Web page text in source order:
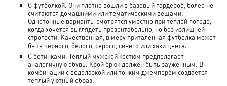
С футболкой. Они плотно вошли в базовый гардероб, более не
считаются домашними или тематическими вещами.
Однотонные варианты смотрятся уместно при теплой погоде,
когда хочется выглядеть презентабельно, но без излишней
строгости. Качественная, в меру приталенная футболка может
быть черного, белого, серого, синего или хаки цвета.
С ботинками. Теплый мужской костюм предполагает
аналогичную обувь. Крой брюк должен быть зауженным. В
комбинации с водолазкой или тонким джемпером создается
теплый уютный образ.